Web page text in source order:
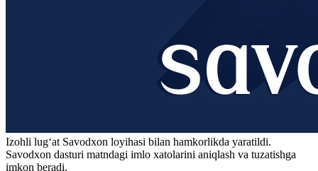
Izohli lugʻat Savodxon loyihasi bilan hamkorlikda yaratildi.
Savodxon dasturi matndagi imlo xatolarini aniqlash va tuzatishga
imkon beradi.